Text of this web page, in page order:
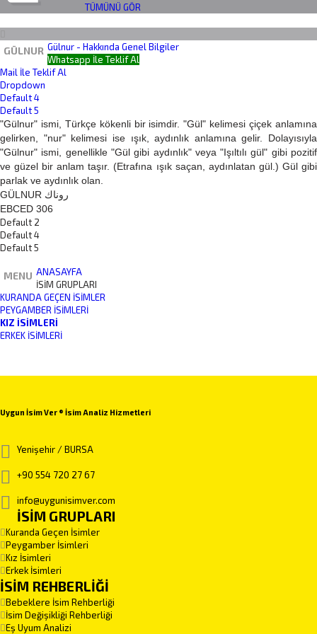
TÜMÜNÜ GÖR
GÜLNUR Gülnur - Hakkında Genel Bilgiler
Whatsapp İle Teklif Al
Mail İle Teklif Al
Dropdown
Default 4
Default 5
"Gülnur" ismi, Türkçe kökenli bir isimdir. "Gül" kelimesi çiçek anlamına
gelirken, "nur" kelimesi ise ışık, aydınlık anlamına gelir. Dolayısıyla
"Gülnur" ismi, genellikle "Gül gibi aydınlık" veya "Işıltılı gül" gibi pozitif
ve güzel bir anlam taşır. (Etrafına ışık saçan, aydınlatan gül.) Gül gibi
parlak ve aydınlık olan.
GÜLNUR روناك
EBCED 306
Default 2
Default 4
Default 5
MENU ANASAYFA
İSİM GRUPLARI
KURANDA GEÇEN İSIMLER
PEYGAMBER İSIMLERI
KIZ İSIMLERI
ERKEK İSIMLERI
Uygun İsim Ver ® İsim Analiz Hizmetleri
Yenişehir / BURSA
+90 554 720 27 67
info@uygunisimver.com
İSİM GRUPLARI
Kuranda Geçen İsimler
Peygamber İsimleri
Kız İsimleri
Erkek İsimleri
İSİM REHBERLİĞİ
Bebeklere İsim Rehberliği
İsim Değişikliği Rehberliği
Eş Uyum Analizi